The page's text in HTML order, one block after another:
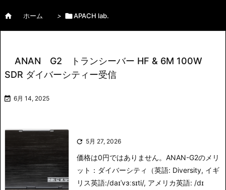
 ホーム > APACH lab.
ANAN G2 トランシーバー HF & 6M 100W
SDR ダイバーシティー受信
 6月 14, 2025
 5月 27, 2026
価格は0円ではありません。 ANAN-G2のメリ
ット： ダイバーシティ（英語: Diversity, イギ
リス英語:/daɪˈvɜːsɪti/, アメリカ英語: /dɪ